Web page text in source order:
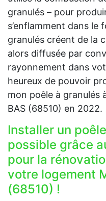
granulés – pour
s’enflamment dans le
granulés créent de la
alors diffusée par
rayonnement dans
heureux de pouvoir
mon poêle à granulés
BAS (68510) en 2022.
Installer un
possible grâce
pour la
votre logement
(68510) !